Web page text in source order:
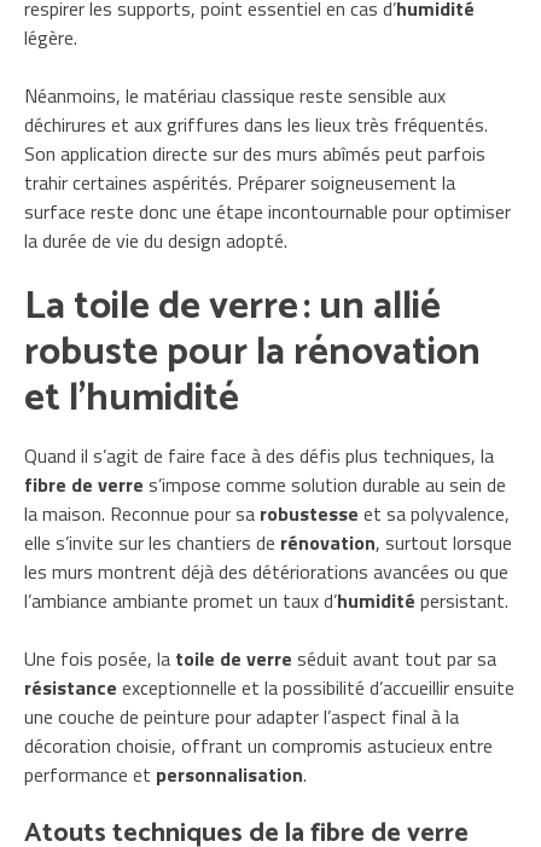
respirer les supports, point essentiel en cas d’humidité
légère.
Néanmoins, le matériau classique reste sensible aux
déchirures et aux griffures dans les lieux très fréquentés.
Son application directe sur des murs abîmés peut parfois
trahir certaines aspérités. Préparer soigneusement la
surface reste donc une étape incontournable pour optimiser
la durée de vie du design adopté.
La toile de verre : un allié
robuste pour la rénovation
et l’humidité
Quand il s’agit de faire face à des défis plus techniques, la
fibre de verre s’impose comme solution durable au sein de
la maison. Reconnue pour sa robustesse et sa polyvalence,
elle s’invite sur les chantiers de rénovation, surtout lorsque
les murs montrent déjà des détériorations avancées ou que
l’ambiance ambiante promet un taux d’humidité persistant.
Une fois posée, la toile de verre séduit avant tout par sa
résistance exceptionnelle et la possibilité d’accueillir ensuite
une couche de peinture pour adapter l’aspect final à la
décoration choisie, offrant un compromis astucieux entre
performance et personnalisation.
Atouts techniques de la fibre de verre